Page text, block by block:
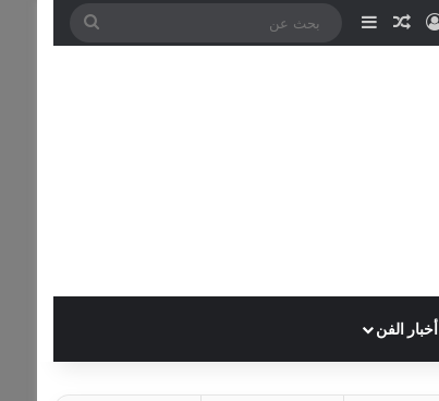
تسجيل الدخول
مقال عشوائي
إضافة عمود جانبي
أخبار الفن